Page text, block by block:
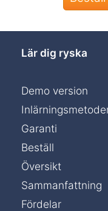
Lär dig ryska
Demo version
Garanti
Beställ
Översikt
Sammanfattning
Fördelar